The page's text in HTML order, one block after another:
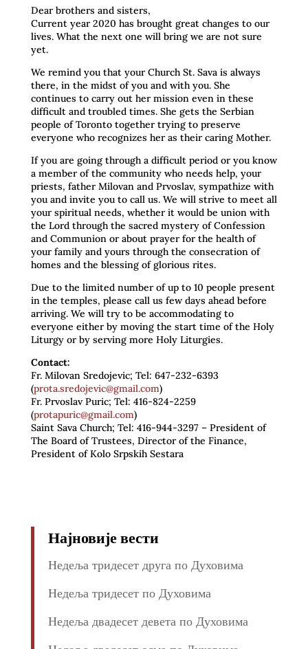
Dear brothers and sisters,
Current year 2020 has brought great changes to our
lives. What the next one will bring we are not sure
yet.
We remind you that your Church St. Sava is always
there, in the midst of you and with you. She
continues to carry out her mission even in these
difficult and troubled times. She gets the Serbian
people of Toronto together trying to preserve
everyone who recognizes her as their caring Mother.
If you are going through a difficult period or you know
a member of the community who needs help, your
priests, father Milovan and Prvoslav, sympathize with
you and invite you to call us. We will strive to meet all
your spiritual needs, whether it would be union with
the Lord through the sacred mystery of Confession
and Communion or about prayer for the health of
your family and yours through the consecration of
homes and the blessing of glorious rites.
Due to the limited number of up to 10 people present
in the temples, please call us few days ahead before
arriving. We will try to be accommodating to
everyone either by moving the start time of the Holy
Liturgy or by serving more Holy Liturgies.
Contact:
Fr. Milovan Sredojevic; Tel: 647-232-6393
(prota.sredojevic@gmail.com)
Fr. Prvoslav Puric; Tel: 416-824-2259
(protapuric@gmail.com)
Saint Sava Church; Tel: 416-944-3297 – President of
The Board of Trustees, Director of the Finance,
President of Kolo Srpskih Sestara
Најновије вести
Недеља тридесет друга по Духовима
Недеља тридесет по Духовима
Недеља двадесет девета по Духовима